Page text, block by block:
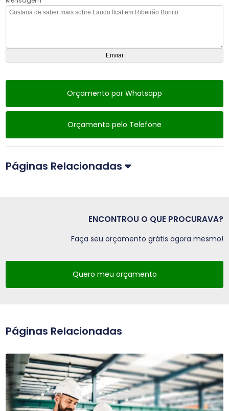
Orçamento por Whatsapp
Orçamento pelo Telefone
Páginas Relacionadas
ENCONTROU O QUE PROCURAVA?
Faça seu orçamento grátis agora mesmo!
Quero meu orçamento
Páginas Relacionadas